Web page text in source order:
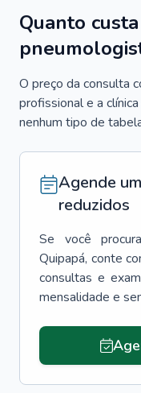
Quanto
O preço da consulta
profissional e a
nenhum tipo de
Agende
reduzidos
Se você
Quipapá, conte
consultas e
mensalidade e